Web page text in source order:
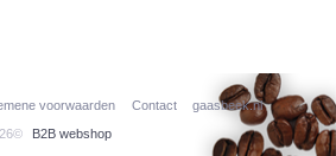
B2B webshop
voorwaarden Contact gaasbeek.nl